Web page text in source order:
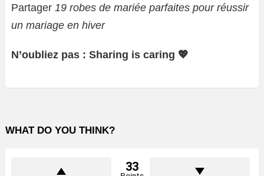
Partager 19 robes de mariée parfaites pour réussir
un mariage en hiver
N’oubliez pas : Sharing is caring 💖
WHAT DO YOU THINK?
33